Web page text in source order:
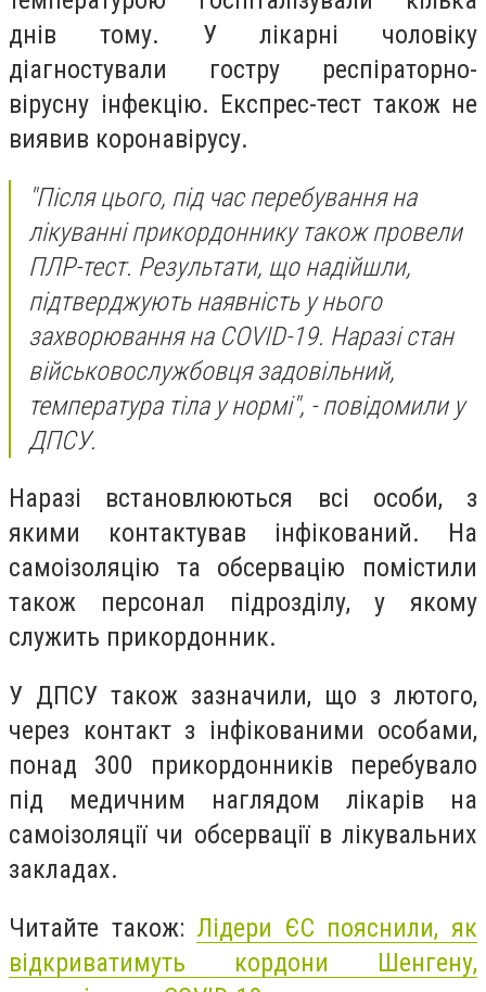
днів тому. У лікарні чоловіку
діагностували гостру респіраторно-
вірусну інфекцію. Експрес-тест також не
виявив коронавірусу.
"Після цього, під час перебування на
лікуванні прикордоннику також провели
ПЛР-тест. Результати, що надійшли,
підтверджують наявність у нього
захворювання на COVID-19. Наразі стан
військовослужбовця задовільний,
температура тіла у нормі", - повідомили у
ДПСУ.
Наразі встановлюються всі особи, з
якими контактував інфікований. На
самоізоляцію та обсервацію помістили
також персонал підрозділу, у якому
служить прикордонник.
У ДПСУ також зазначили, що з лютого,
через контакт з інфікованими особами,
понад 300 прикордонників перебувало
під медичним наглядом лікарів на
самоізоляції чи обсервації в лікувальних
закладах.
Читайте також: Лідери ЄС пояснили, як
відкриватимуть кордони Шенгену,